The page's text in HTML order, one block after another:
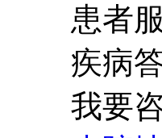
患者
疾病
我要